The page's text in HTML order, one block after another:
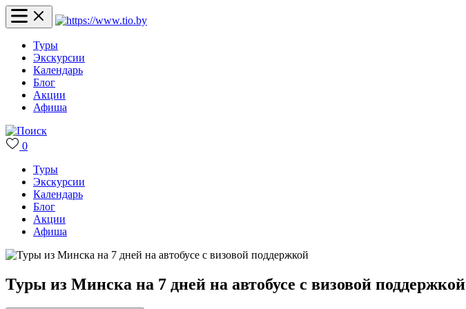
Туры
Экскурсии
Календарь
Блог
Акции
Афиша
0
Туры
Экскурсии
Календарь
Блог
Акции
Афиша
Туры из Минска на 7 дней на автобусе с визовой поддержкой